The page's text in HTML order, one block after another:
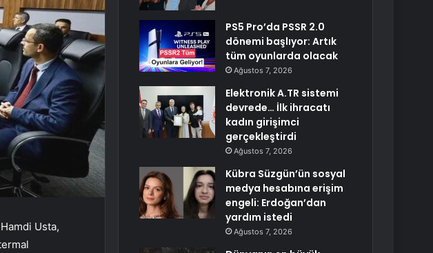
Usta,
PS5 Pro’da PSSR 2.0
dönemi başlıyor: Artık
tüm oyunlarda olacak
Ağustos 7, 2026
Elektronik A.TR sistemi
devrede… İlk ihracatı
kadın girişimci
gerçekleştirdi
Ağustos 7, 2026
Kübra Süzgün’ün sosyal
medya hesabına erişim
engeli: Erdoğan’dan
yardım istedi
Ağustos 7, 2026